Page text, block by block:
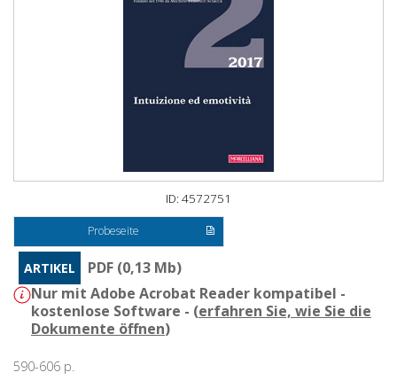
ID: 4572751
Probeseite
ARTIKEL
PDF (0,13 Mb)
Nur mit Adobe Acrobat Reader kompatibel -
kostenlose Software - (erfahren Sie, wie Sie die
Dokumente öffnen)
590-606 p.